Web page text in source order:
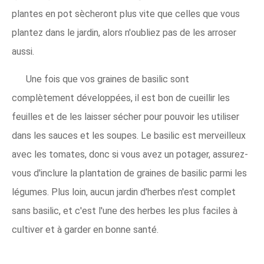
plantes en pot sècheront plus vite que celles que vous
plantez dans le jardin, alors n'oubliez pas de les arroser
aussi.
Une fois que vos graines de basilic sont
complètement développées, il est bon de cueillir les
feuilles et de les laisser sécher pour pouvoir les utiliser
dans les sauces et les soupes. Le basilic est merveilleux
avec les tomates, donc si vous avez un potager, assurez-
vous d'inclure la plantation de graines de basilic parmi les
légumes. Plus loin, aucun jardin d'herbes n'est complet
sans basilic, et c'est l'une des herbes les plus faciles à
cultiver et à garder en bonne santé.